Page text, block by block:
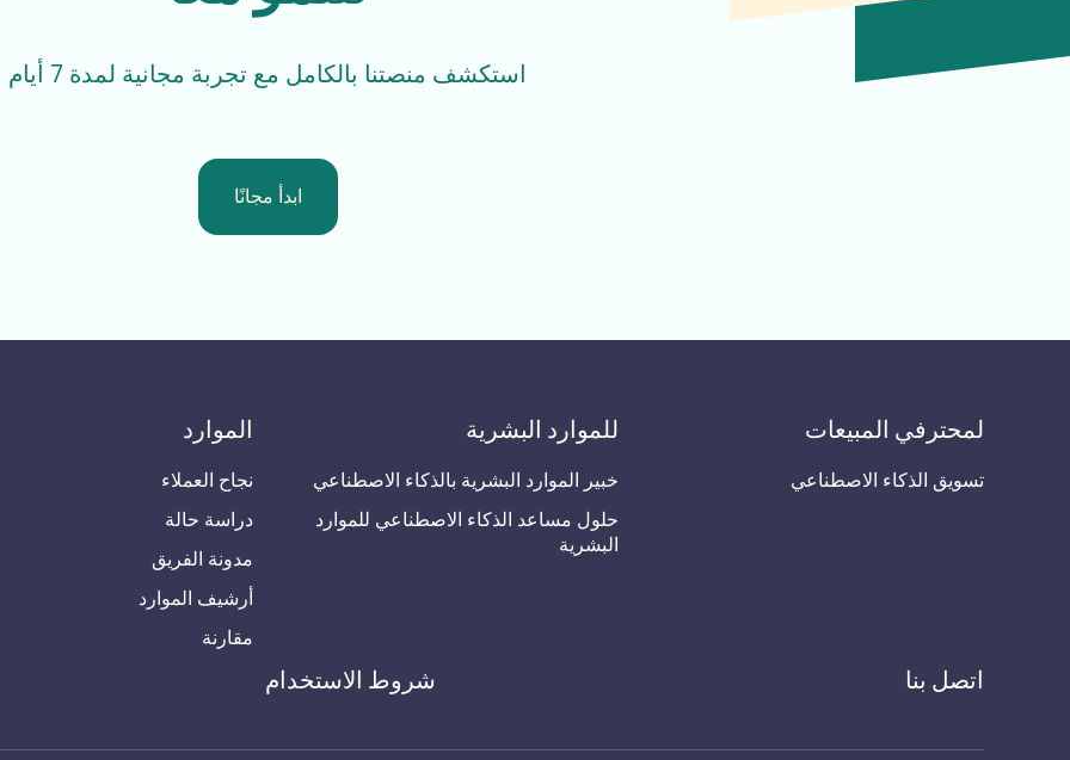
استكشف منصتنا بالكامل مع تجربة مجانية لمدة 7 أيام
ابدأ مجانًا
لمحترفي المبيعات
تسويق الذكاء الاصطناعي
للموارد البشرية
خبير الموارد البشرية بالذكاء الاصطناعي
حلول مساعد الذكاء الاصطناعي للموارد
البشرية
الموارد
نجاح العملاء
دراسة حالة
مدونة الفريق
أرشيف الموارد
مقارنة
اتصل بنا شروط الاستخدام